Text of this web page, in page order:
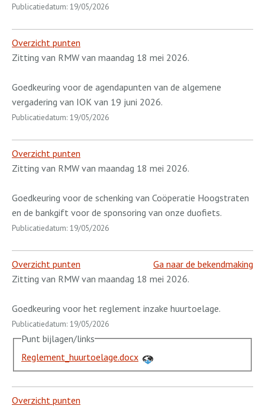
Publicatiedatum: 19/05/2026
Overzicht punten
Zitting van RMW van maandag 18 mei 2026.
Goedkeuring voor de agendapunten van de algemene
vergadering van IOK van 19 juni 2026.
Publicatiedatum: 19/05/2026
Overzicht punten
Zitting van RMW van maandag 18 mei 2026.
Goedkeuring voor de schenking van Coöperatie Hoogstraten
en de bankgift voor de sponsoring van onze duofiets.
Publicatiedatum: 19/05/2026
Overzicht punten
Ga naar de bekendmaking
Zitting van RMW van maandag 18 mei 2026.
Goedkeuring voor het reglement inzake huurtoelage.
Publicatiedatum: 19/05/2026
Punt bijlagen/links
Reglement_huurtoelage.docx
Overzicht punten